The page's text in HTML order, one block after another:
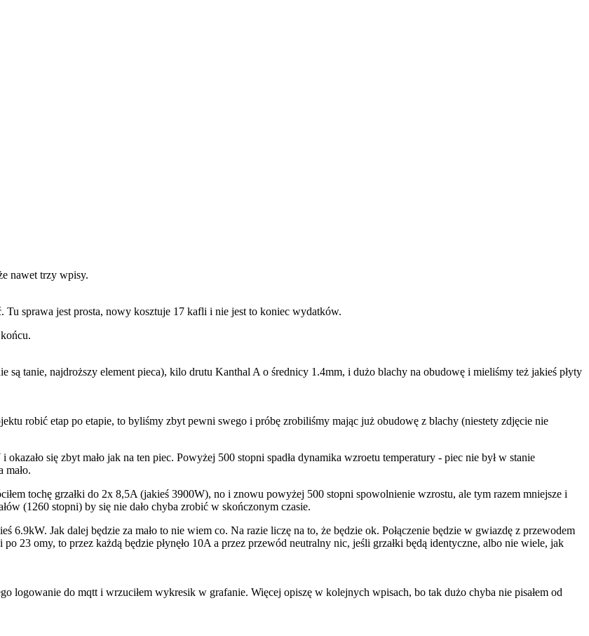
nawet trzy wpisy.
Tu sprawa jest prosta, nowy kosztuje 17 kafli i nie jest to koniec wydatków.
są tanie, najdroższy element pieca), kilo drutu Kanthal A o średnicy 1.4mm, i dużo blachy na obudowę i mieliśmy też jakieś płyty
robić etap po etapie, to byliśmy zbyt pewni swego i próbę zrobiliśmy mając już obudowę z blachy (niestety zdjęcie nie
się zbyt mało jak na ten piec. Powyżej 500 stopni spadła dynamika wzroetu temperatury - piec nie był w stanie
mało.
tochę grzałki do 2x 8,5A (jakieś 3900W), no i znowu powyżej 500 stopni spowolnienie wzrostu, ale tym razem mniejsze i
(1260 stopni) by się nie dało chyba zrobić w skończonym czasie.
6.9kW. Jak dalej będzie za mało to nie wiem co. Na razie liczę na to, że będzie ok. Połączenie będzie w gwiazdę z przewodem
23 omy, to przez każdą będzie płynęło 10A a przez przewód neutralny nic, jeśli grzałki będą identyczne, albo nie wiele, jak
logowanie do mqtt i wrzuciłem wykresik w grafanie. Więcej opiszę w kolejnych wpisach, bo tak dużo chyba nie pisałem od